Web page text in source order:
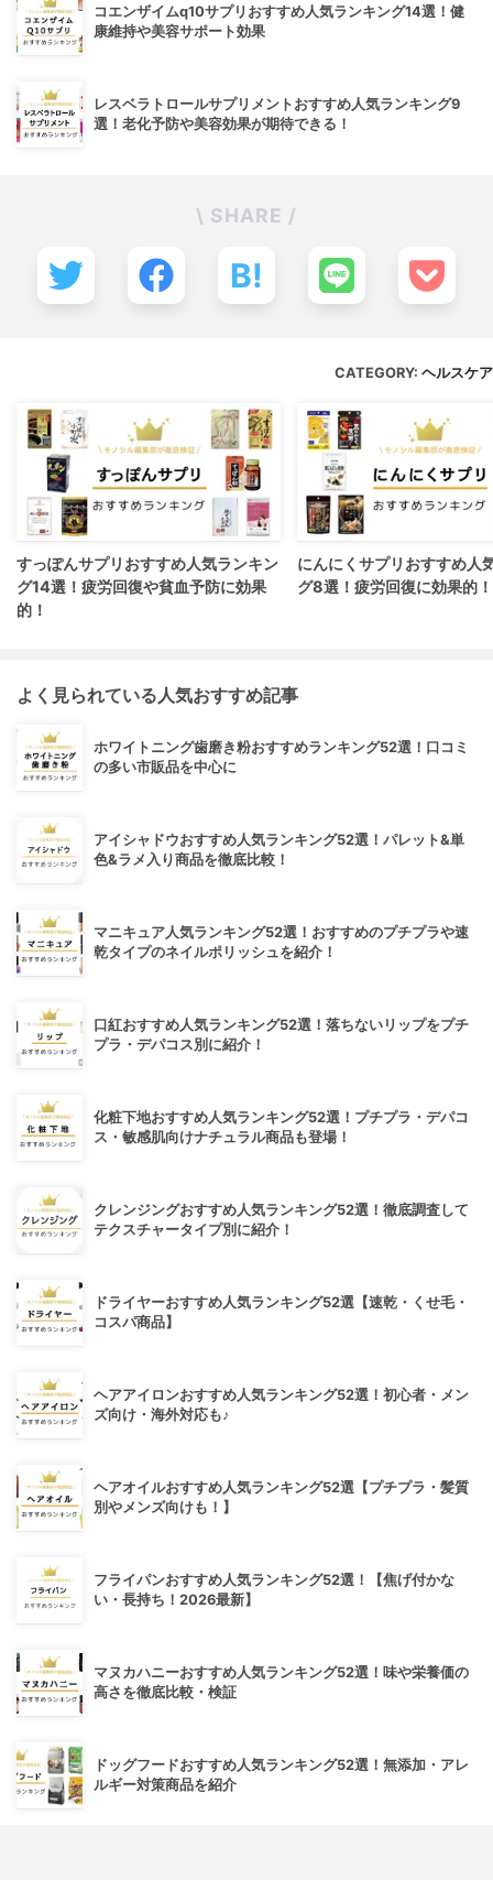
コエンザイムq10サプリおすすめ人気ランキング14選！健
康維持や美容サポート効果
レスベラトロールサプリメントおすすめ人気ランキング9
選！老化予防や美容効果が期待できる！
\ SHARE /
B!
CATEGORY: ヘルスケア
すっぽんサプリおすすめ人気ランキン
グ14選！疲労回復や貧血予防に効果
的！
にんにくサプリおすすめ人
グ8選！疲労回復に効果的！
よく見られている人気おすすめ記事
ホワイトニング歯磨き粉おすすめランキング52選！口コミ
の多い市販品を中心に
アイシャドウおすすめ人気ランキング52選！パレット&単
色&ラメ入り商品を徹底比較！
マニキュア人気ランキング52選！おすすめのプチプラや速
乾タイプのネイルポリッシュを紹介！
口紅おすすめ人気ランキング52選！落ちないリップをプチ
プラ・デパコス別に紹介！
化粧下地おすすめ人気ランキング52選！プチプラ・デパコ
ス・敏感肌向けナチュラル商品も登場！
クレンジングおすすめ人気ランキング52選！徹底調査して
テクスチャータイプ別に紹介！
ドライヤーおすすめ人気ランキング52選【速乾・くせ毛・
コスパ商品】
ヘアアイロンおすすめ人気ランキング52選！初心者・メン
ズ向け・海外対応も♪
ヘアオイルおすすめ人気ランキング52選【プチプラ・髪質
別やメンズ向けも！】
フライパンおすすめ人気ランキング52選！【焦げ付かな
い・長持ち！2026最新】
マヌカハニーおすすめ人気ランキング52選！味や栄養価の
高さを徹底比較・検証
ドッグフードおすすめ人気ランキング52選！無添加・アレ
ルギー対策商品を紹介